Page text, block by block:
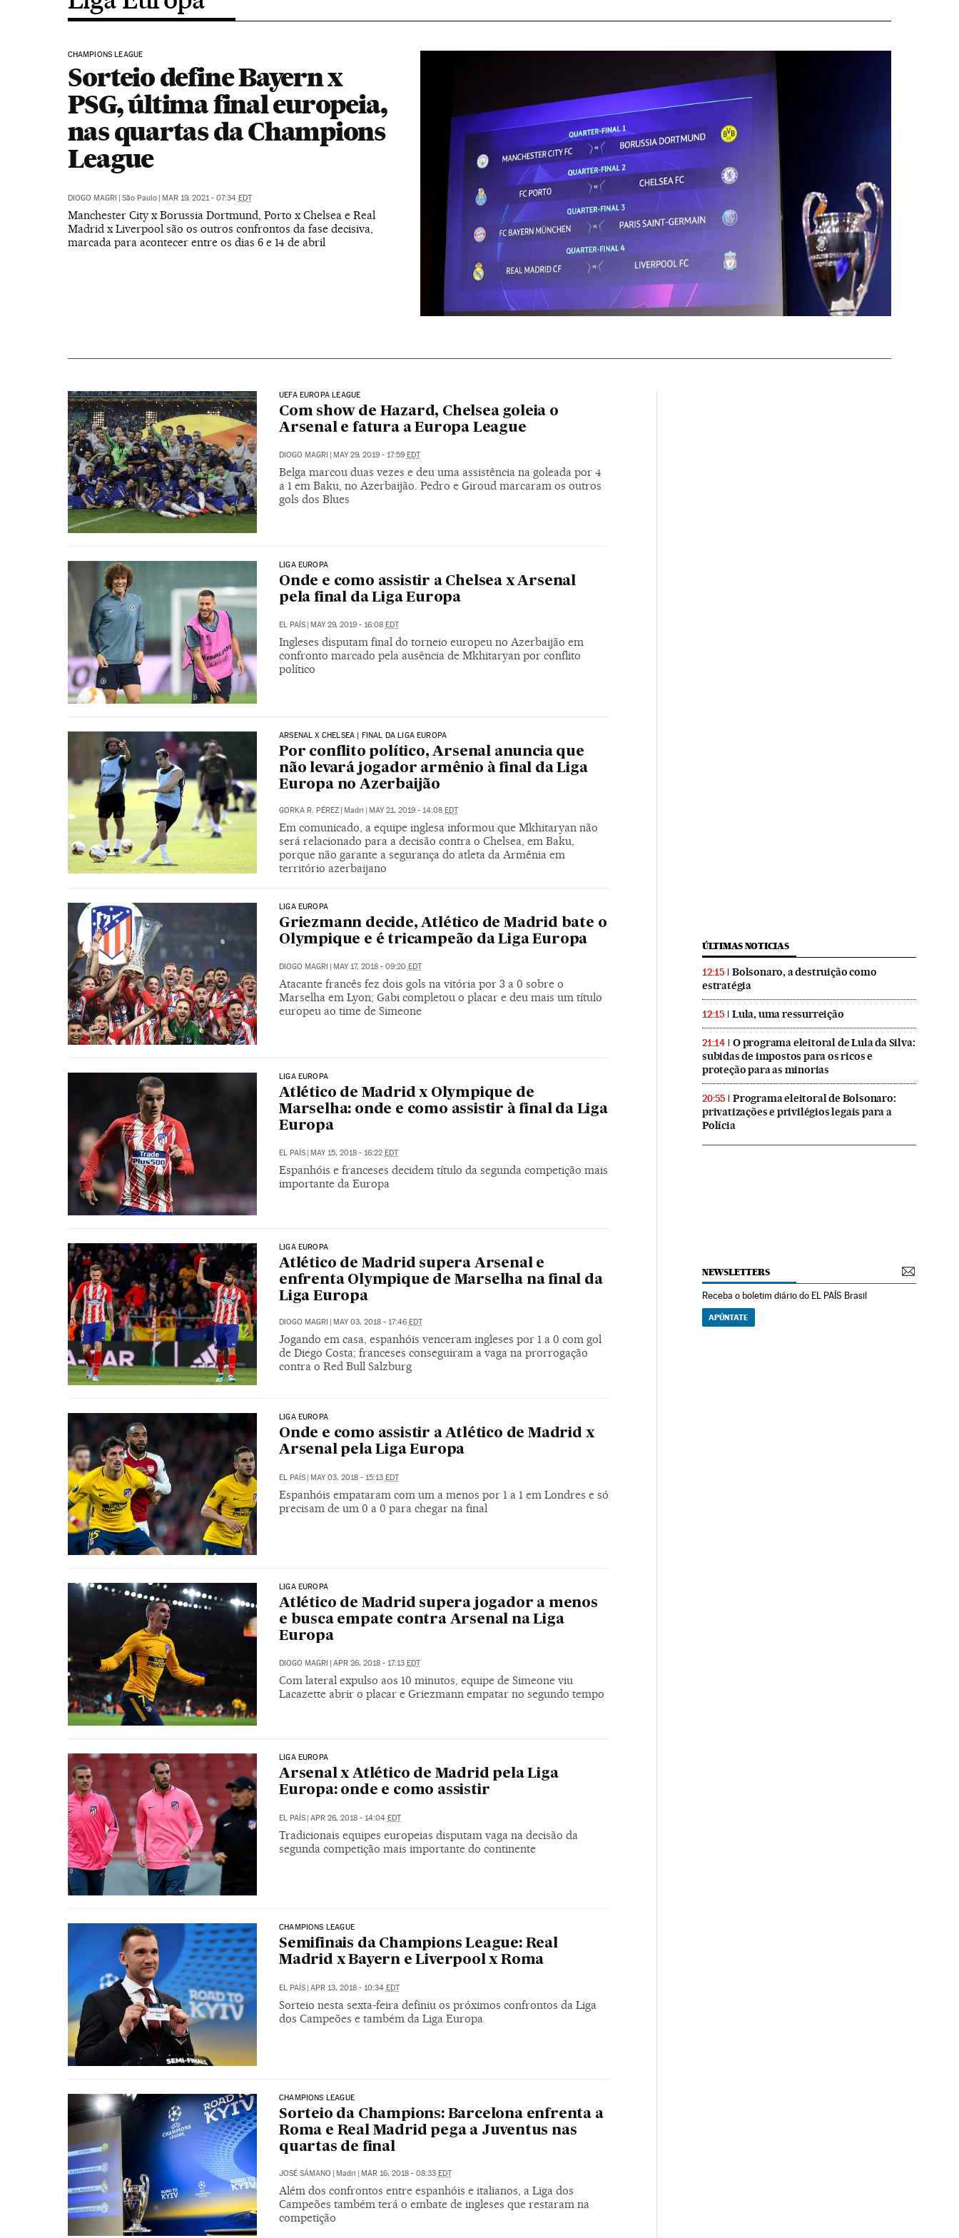
CHAMPIONS LEAGUE
Sorteio define Bayern x
PSG, última final europeia,
nas quartas da Champions
League
DIOGO MAGRI | São Paulo | MAR 19, 2021 - 07:34 EDT
Manchester City x Borussia Dortmund, Porto x Chelsea e Real
Madrid x Liverpool são os outros confrontos da fase decisiva,
marcada para acontecer entre os dias 6 e 14 de abril
UEFA EUROPA LEAGUE
Com show de Hazard, Chelsea goleia o
Arsenal e fatura a Europa League
DIOGO MAGRI | MAY 29, 2019 - 17:59 EDT
Belga marcou duas vezes e deu uma assistência na goleada por 4
a 1 em Baku, no Azerbaijão. Pedro e Giroud marcaram os outros
gols dos Blues
LIGA EUROPA
Onde e como assistir a Chelsea x Arsenal
pela final da Liga Europa
EL PAÍS MAY 29, 2019 - 16:08 EDT
Ingleses disputam final do torneio europeu no Azerbaijão em
confronto marcado pela ausência de Mkhitaryan por conflito
político
ARSENAL X CHELSEA | FINAL DA LIGA EUROPA
Por conflito político, Arsenal anuncia que
não levará jogador armênio à final da Liga
Europa no Azerbaijão
GORKA R. PÉREZ | Madri | MAY 21, 2019 - 14:08 EDT
Em comunicado, a equipe inglesa informou que Mkhitaryan não
será relacionado para a decisão contra o Chelsea, em Baku,
porque não garante a segurança do atleta da Armênia em
território azerbaijano
LIGA EUROPA
Griezmann decide, Atlético de Madrid bate o
Olympique e é tricampeão da Liga Europa
DIOGO MAGRI | MAY 17, 2018 - 09:20 EDT
Atacante francês fez dois gols na vitória por 3 a 0 sobre o
Marselha em Lyon; Gabi completou o placar e deu mais um título
europeu ao time de Simeone
LIGA EUROPA
Atlético de Madrid x Olympique de
Marselha: onde e como assistir à final da Liga
Europa
EL PAÍS | MAY 15, 2018 - 16:22 EDT
Espanhóis e franceses decidem título da segunda competição mais
importante da Europa
LIGA EUROPA
Atlético de Madrid supera Arsenal e
enfrenta Olympique de Marselha na final da
Liga Europa
DIOGO MAGRI MAY 03, 2018 - 17:46 EDT
Jogando em casa, espanhóis venceram ingleses por 1 a 0 com gol
de Diego Costa; franceses conseguiram a vaga na prorrogação
contra o Red Bull Salzburg
LIGA EUROPA
Onde e como assistir a Atlético de Madrid x
Arsenal pela Liga Europa
EL PAÍS | MAY 03, 2018 - 15:13 EDT
Espanhóis empataram com um a menos por 1 a 1 em Londres e só
precisam de um 0 a 0 para chegar na final
LIGA EUROPA
Atlético de Madrid supera jogador a menos
e busca empate contra Arsenal na Liga
Europa
DIOGO MAGRI APR 26, 2018 - 17:13 EDT
Com lateral expulso aos 10 minutos, equipe de Simeone viu
Lacazette abrir o placar e Griezmann empatar no segundo tempo
LIGA EUROPA
Arsenal x Atlético de Madrid pela Liga
Europa: onde e como assistir
EL PAÍS | APR 26, 2018 - 14:04 EDT
Tradicionais equipes europeias disputam vaga na decisão da
segunda competição mais importante do continente
CHAMPIONS LEAGUE
Semifinais da Champions League: Real
Madrid x Bayern e Liverpool x Roma
EL PAÍS APR 13, 2018 - 10:34 EDT
Sorteio nesta sexta-feira definiu os próximos confrontos da Liga
dos Campeões e também da Liga Europa
CHAMPIONS LEAGUE
Sorteio da Champions: Barcelona enfrenta a
Roma e Real Madrid pega a Juventus nas
quartas de final
JOSÉ SÁMANO | Madri | MAR 16, 2018 - 08:33 EDT
Além dos confrontos entre espanhóis e italianos, a Liga dos
Campeões também terá o embate de ingleses que restaram na
competição
ÚLTIMAS NOTICIAS
12:15
Bolsonaro, a destruição como
estratégia
12:15 Lula, uma ressurreição
21:14
O programa eleitoral de Lula da Silva:
subidas de impostos para os ricos e
proteção para as minorias
20:55
Programa eleitoral de Bolsonaro:
privatizações e privilégios legais para a
Polícia
NEWSLETTERS
Receba o boletim diário do EL PAÍS Brasil
APÚNTATE